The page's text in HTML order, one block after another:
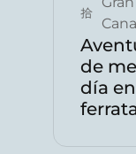
de
día